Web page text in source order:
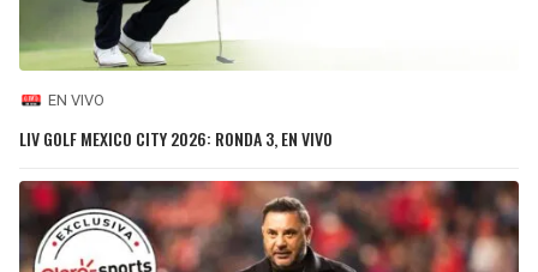
EN VIVO
LIV GOLF MEXICO CITY 2026: RONDA 3, EN VIVO